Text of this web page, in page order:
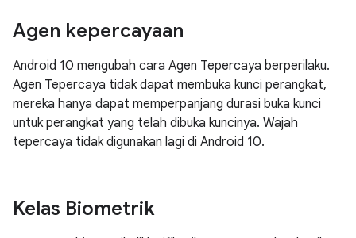
Agen kepercayaan
Android 10 mengubah cara Agen Tepercaya berperilaku.
Agen Tepercaya tidak dapat membuka kunci perangkat,
mereka hanya dapat memperpanjang durasi buka kunci
untuk perangkat yang telah dibuka kuncinya. Wajah
tepercaya tidak digunakan lagi di Android 10.
Kelas Biometrik